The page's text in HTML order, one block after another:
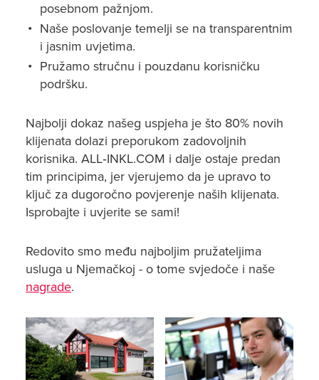
posebnom pažnjom.
Naše poslovanje temelji se na transparentnim
i jasnim uvjetima.
Pružamo stručnu i pouzdanu korisničku
podršku.
Najbolji dokaz našeg uspjeha je što 80% novih
klijenata dolazi preporukom zadovoljnih
korisnika. ALL‑INKL.COM i dalje ostaje predan
tim principima, jer vjerujemo da je upravo to
ključ za dugoročno povjerenje naših klijenata.
Isprobajte i uvjerite se sami!
Redovito smo među najboljim pružateljima
usluga u Njemačkoj - o tome svjedoče i naše
nagrade.